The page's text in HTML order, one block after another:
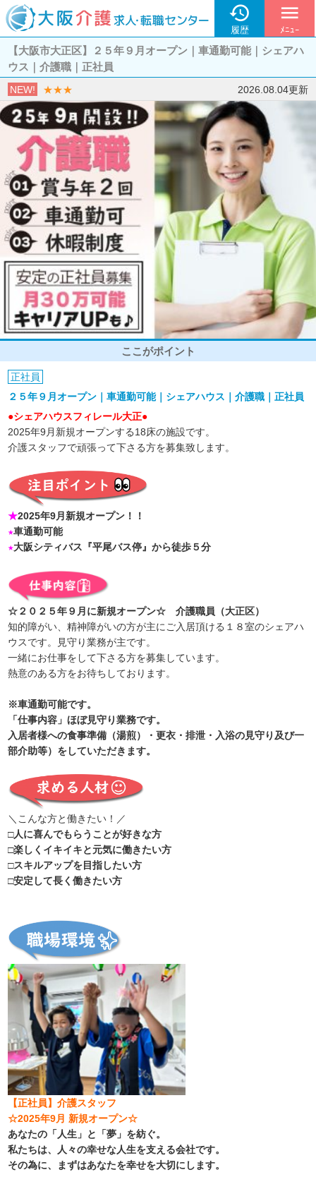

履歴
menu
ﾒﾆｭｰ
【大阪市大正区】２５年９月オープン｜車通勤可能｜シェアハ
ウス｜介護職｜正社員
NEW! ★★★ 2026.08.04更新
ここがポイント
正社員
２５年９月オープン｜車通勤可能｜シェアハウス｜介護職｜正社員
●シェアハウスフィレール大正●
2025年9月新規オープンする18床の施設です。
介護スタッフで頑張って下さる方を募集致します。
★2025年9月新規オープン！！
★車通勤可能
★大阪シティバス『平尾バス停』から徒歩５分
☆２０２５年９月に新規オープン☆ 介護職員（大正区）
知的障がい、精神障がいの方が主にご入居頂ける１８室のシェアハ
ウスです。見守り業務が主です。
一緒にお仕事をして下さる方を募集しています。
熱意のある方をお待ちしております。
※車通勤可能です。
「仕事内容」ほぼ見守り業務です。
入居者様への食事準備（湯煎）・更衣・排泄・入浴の見守り及び一
部介助等）をしていただきます。
＼こんな方と働きたい！／
□人に喜んでもらうことが好きな方
□楽しくイキイキと元気に働きたい方
□スキルアップを目指したい方
□安定して長く働きたい方
【正社員】介護スタッフ
☆2025年9月 新規オープン☆
あなたの「人生」と「夢」を紡ぐ。
私たちは、人々の幸せな人生を支える会社です。
その為に、まずはあなたを幸せを大切にします。